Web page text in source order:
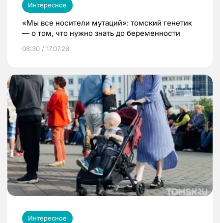
Интересное
«Мы все носители мутаций»: томский генетик
— о том, что нужно знать до беременности
08:30 / 17.07.26
Интересное